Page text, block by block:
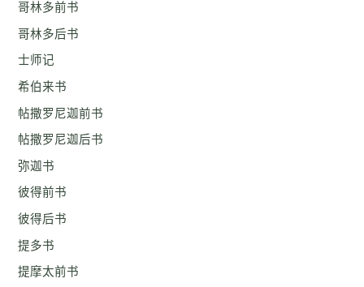
哥林多前书
哥林多后书
士师记
希伯来书
帖撒罗尼迦前书
帖撒罗尼迦后书
弥迦书
彼得前书
彼得后书
提多书
提摩太前书